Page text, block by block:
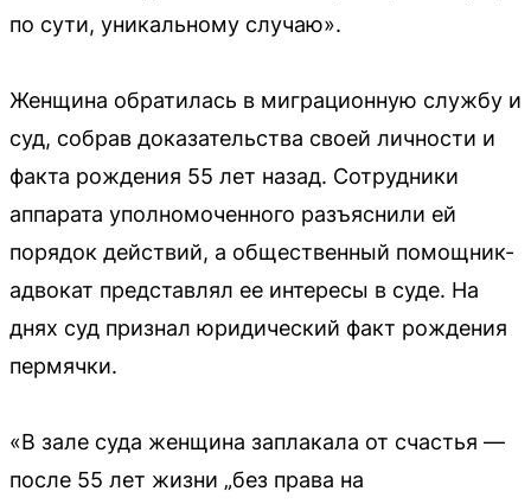
по сути, уникальному случаю».
Женщина обратилась в миграционную службу и
суд, собрав доказательства своей личности и
факта рождения 55 лет назад. Сотрудники
аппарата уполномоченного разъяснили ей
порядок действий, а общественный помощник-
адвокат представлял ее интересы в суде. На
днях суд признал юридический факт рождения
пермячки.
«В зале суда женщина заплакала от счастья —
после 55 лет жизни „без права на